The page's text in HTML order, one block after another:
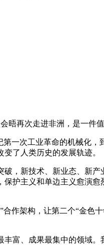
再次走进非洲，是一件值
次工业革命的机械化，
了人类历史的发展轨迹。
，新技术、新业态、新产
护主义和单边主义愈演
架构，让第二个“金色
富、成果最集中的领域。